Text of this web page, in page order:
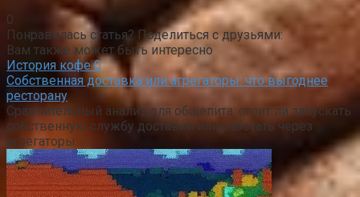
0
Понравилась статья? Поделиться с друзьями:
Вам также может быть интересно
История кофе 0
Собственная доставка или агрегаторы: что выгоднее
ресторану
Сравнительный анализ для общепита: стоит ли запускать
собственную службу доставки или работать через
агрегаторы.